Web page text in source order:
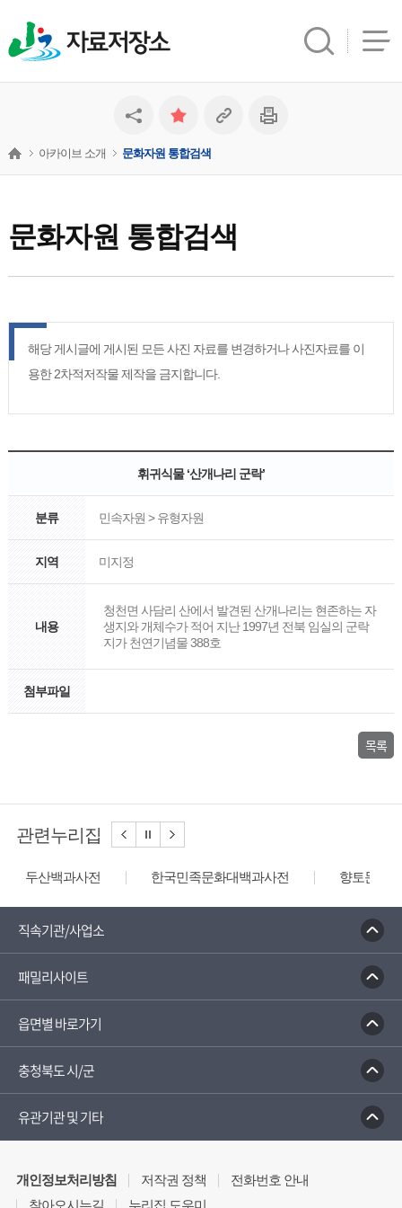
자료저장소
문화자원 통합검색
아카이브 소개 문화자원 통합검색
해당 게시글에 게시된 모든 사진 자료를 변경하거나 사진자료를 이
용한 2차적저작물 제작을 금지합니다.
휘귀식물 ‘산개나리 군락’
분류 민속자원 > 유형자원
지역 미지정
내용
청천면 사담리 산에서 발견된 산개나리는 현존하는 자
생지와 개체수가 적어 지난 1997년 전북 임실의 군락
지가 천연기념물 388호
첨부파일
목록
관련누리집
두산백과사전 한국민족문화대백과사전 향토문화
직속기관/사업소
패밀리사이트
읍면별 바로가기
충청북도 시/군
유관기관 및 기타
개인정보처리방침 저작권 정책
전화번호 안내
찾아오시는길
누리집 도우미